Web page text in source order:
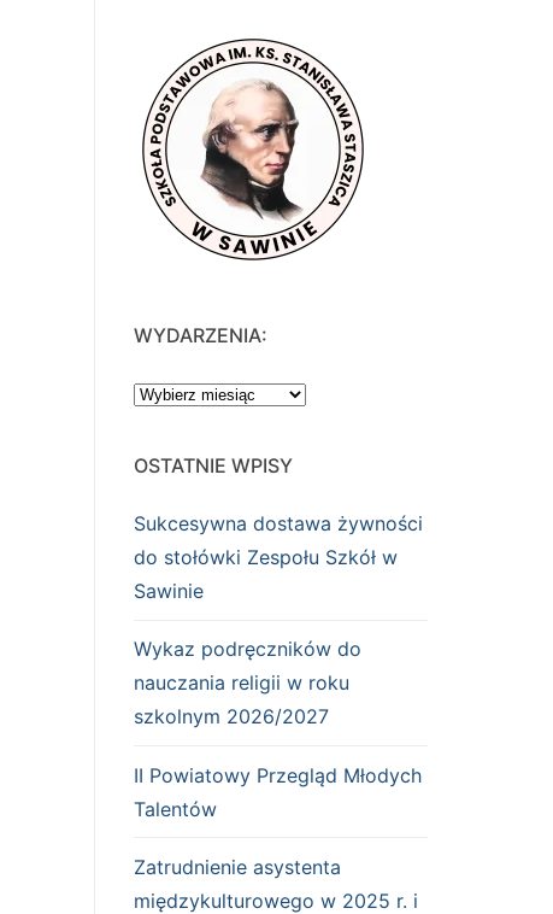
WYDARZENIA:
WYDARZENIA:
OSTATNIE WPISY
Sukcesywna dostawa żywności
do stołówki Zespołu Szkół w
Sawinie
Wykaz podręczników do
nauczania religii w roku
szkolnym 2026/2027
II Powiatowy Przegląd Młodych
Talentów
Zatrudnienie asystenta
międzykulturowego w 2025 r. i